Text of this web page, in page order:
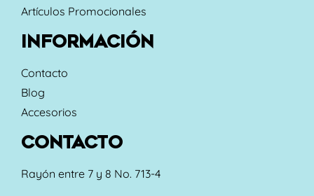
Artículos Promocionales
INFORMACIÓN
Contacto
Blog
Accesorios
CONTACTO
Rayón entre 7 y 8 No. 713-4